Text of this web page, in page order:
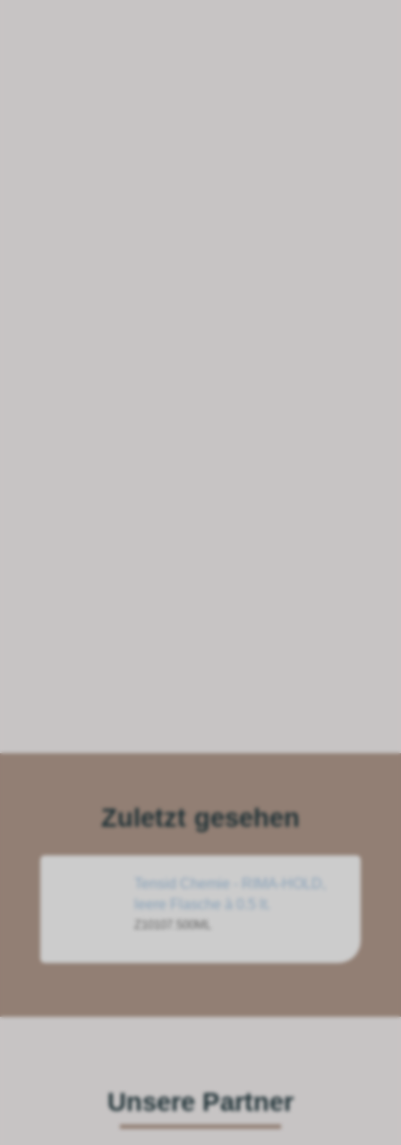
Zuletzt gesehen
Tensid Chemie - RIMA-HOLD,
leere Flasche à 0.5 lt.
Unsere Partner